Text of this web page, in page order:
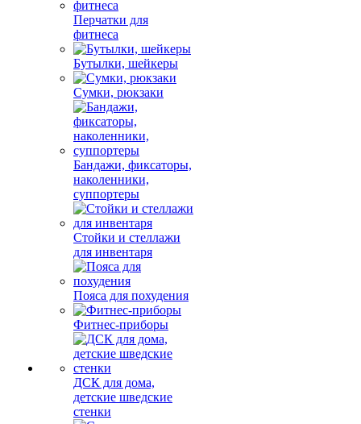
Перчатки для
фитнеса
Бутылки, шейкеры
Сумки, рюкзаки
Бандажи, фиксаторы,
наколенники,
суппортеры
Стойки и стеллажи
для инвентаря
Пояса для похудения
Фитнес-приборы
ДСК для дома,
детские шведские
стенки